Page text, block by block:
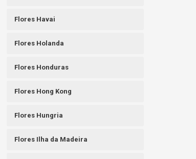
Flores Havai
Flores Holanda
Flores Honduras
Flores Hong Kong
Flores Hungria
Flores Ilha da Madeira